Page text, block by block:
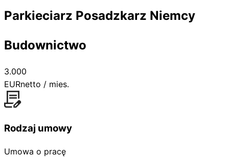
Parkieciarz Posadzkarz Niemcy
Budownictwo
3.000
EURnetto / mies.
Rodzaj umowy
Umowa o pracę